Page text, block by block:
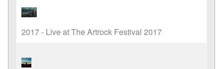
2017 - Live at The Artrock Festival 2017